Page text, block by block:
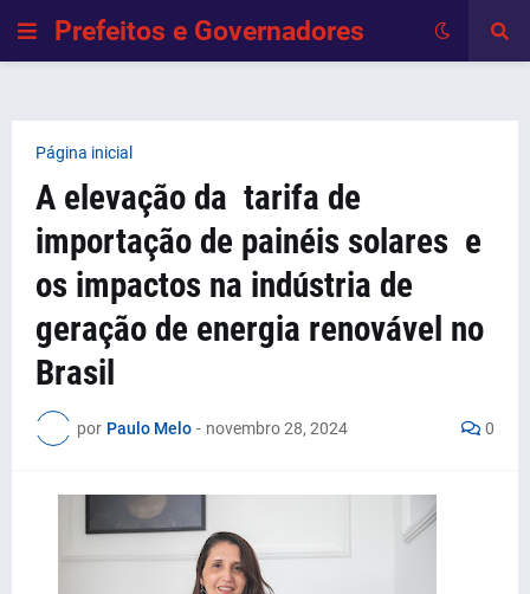
Prefeitos e Governadores
Página inicial
A elevação da tarifa de
importação de painéis solares e
os impactos na indústria de
geração de energia renovável no
Brasil
por Paulo Melo - novembro 28, 2024 0